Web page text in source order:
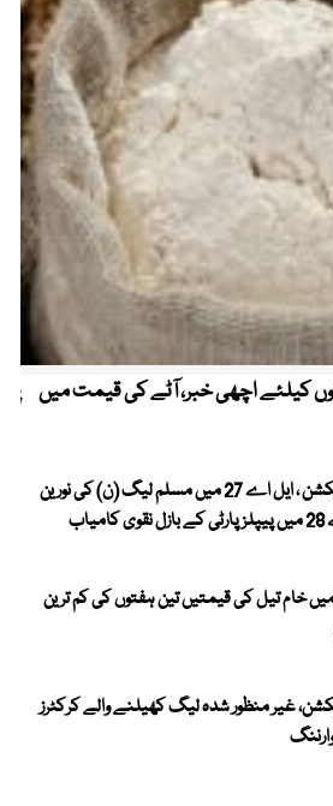
کیلئے اچھی خبر، آٹے کی قیمت میں
آزاد کشمیر الیکشن ، ایل اے 27 میں مسلم لیگ (ن) کی نورین
خام تیل کی قیمتیں تین ہفتوں کی کم ترین
غیر منظور شدہ لیگ کھیلنے والے کرکٹرز